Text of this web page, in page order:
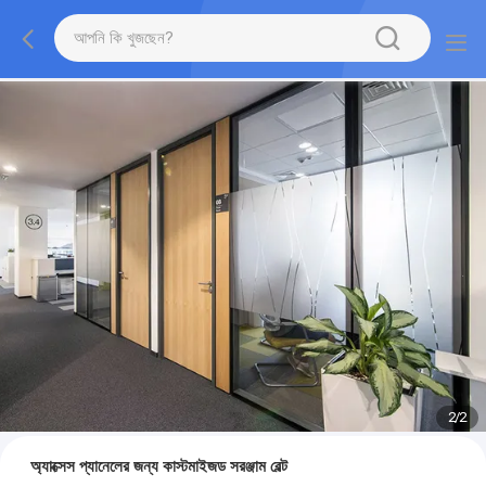
2/2
অ্যাক্সেস প্যানেলের জন্য কাস্টমাইজড সরঞ্জাম বেল্ট